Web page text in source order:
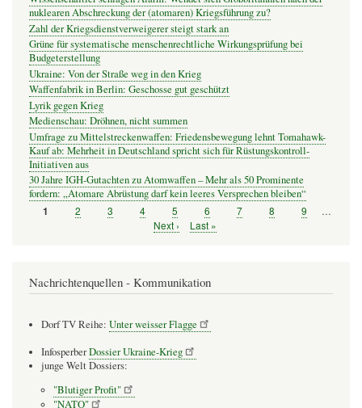
nuklearen Abschreckung der (atomaren) Kriegsführung zu?
Zahl der Kriegsdienstverweigerer steigt stark an
Grüne für systematische menschenrechtliche Wirkungsprüfung bei
Budgeterstellung
Ukraine: Von der Straße weg in den Krieg
Waffenfabrik in Berlin: Geschosse gut geschützt
Lyrik gegen Krieg
Medienschau: Dröhnen, nicht summen
Umfrage zu Mittelstreckenwaffen: Friedensbewegung lehnt Tomahawk-
Kauf ab: Mehrheit in Deutschland spricht sich für Rüstungskontroll-
Initiativen aus
30 Jahre IGH-Gutachten zu Atomwaffen – Mehr als 50 Prominente
fordern: „Atomare Abrüstung darf kein leeres Versprechen bleiben“
Seitennummerierung
Seite
1 Seite
2 Seite
3 Seite
4 Seite
5 Seite
6 Seite
7 Seite
8 Seite
9
…
Nächste
Next ›
Letzte
Last »
Nachrichtenquellen - Kommunikation
Dorf TV Reihe: Unter weisser Flagge
InfosperberDossier Ukraine-Krieg
junge Welt Dossiers:
"Blutiger Profit"
"NATO"